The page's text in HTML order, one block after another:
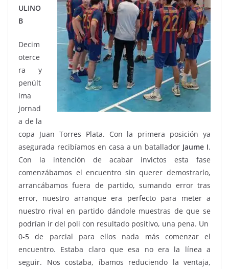
ULINO
B
Decim
oterce
ra y
penúlt
ima
jornad
a de la
copa Juan Torres Plata. Con la primera posición ya
asegurada recibíamos en casa a un batallador Jaume I.
Con la intención de acabar invictos esta fase
comenzábamos el encuentro sin querer demostrarlo,
arrancábamos fuera de partido, sumando error tras
error, nuestro arranque era perfecto para meter a
nuestro rival en partido dándole muestras de que se
podrían ir del poli con resultado positivo, una pena. Un
0-5 de parcial para ellos nada más comenzar el
encuentro. Estaba claro que esa no era la línea a
seguir. Nos costaba, íbamos reduciendo la ventaja,